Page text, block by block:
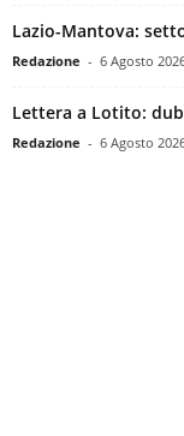
Lazio-Mantova:
Redazione - 6 Agosto
Lettera a Lotito:
Redazione - 6 Agosto